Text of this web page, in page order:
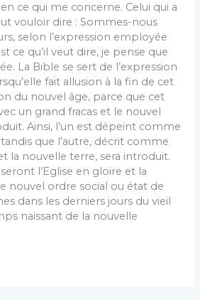
ce qui me concerne. Celui qui a
vouloir dire : Sommes-nous
selon l’expression employée
ce qu’il veut dire, je pense que
La Bible se sert de l’expression
fait allusion à la fin de cet
du nouvel âge, parce que cet
un grand fracas et le nouvel
Ainsi, l’un est dépeint comme
que l’autre, décrit comme
la nouvelle terre, sera introduit.
l’Eglise en gloire et la
nouvel ordre social ou état de
dans les derniers jours du vieil
naissant de la nouvelle